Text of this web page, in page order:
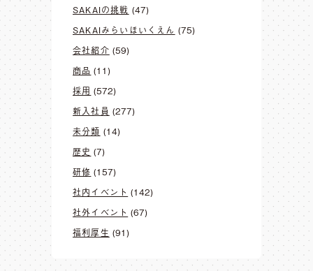
SAKAIの挑戦 (47)
SAKAIみらいほいくえん (75)
会社紹介 (59)
商品 (11)
採用 (572)
新入社員 (277)
未分類 (14)
歴史 (7)
研修 (157)
社内イベント (142)
社外イベント (67)
福利厚生 (91)